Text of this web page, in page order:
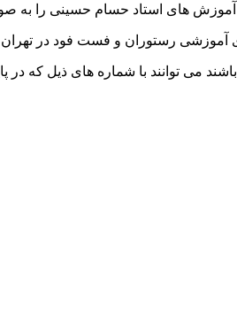
آموزش های استاد حسام حسینی را به
آموزشی رستوران و فست فود در
می توانند با شماره های ذیل که در